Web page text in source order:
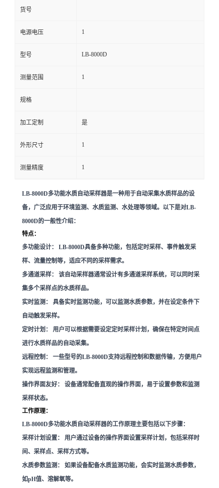
在
线
留
言
货号
电源电压 1
型号 LB-8000D
测量范围 1
规格
加工定制 是
外形尺寸 1
测量精度 1
LB-8000D多功能水质自动采样器是一种用于自动采集水质样品的设
备，广泛应用于环境监测、水质监测、水处理等领域。以下是对LB-
8000D的一般性介绍：
特点：
多功能设计：
LB-8000D具备多种功能，包括定时采样、事件触发采
样、流量控制等，适应不同的采样需求。
多通道采样：
该自动采样器通常设计有多通道采样系统，可以同时采
集多个采样点的水质样品。
实时监测：
具备实时监测功能，可以监测水质参数，并在设定条件下
自动触发采样。
定时计划：
用户可以根据需要设定定时采样计划，确保在特定时间点
进行水质样品的自动采集。
远程控制：
一些型号的LB-8000D支持远程控制和数据传输，方便用户
实现远程监测和管理。
操作界面友好：
设备通常配备直观的操作界面，易于设置参数和监测
采样状态。
工作原理：
LB-8000D多功能水质自动采样器的工作原理主要包括以下步骤：
采样计划设置：
用户通过设备的操作界面设置采样计划，包括采样时
间、采样点、采样方式等。
水质参数监测：
如果设备配备水质监测功能，会实时监测水质参数，
如pH值、溶解氧等。